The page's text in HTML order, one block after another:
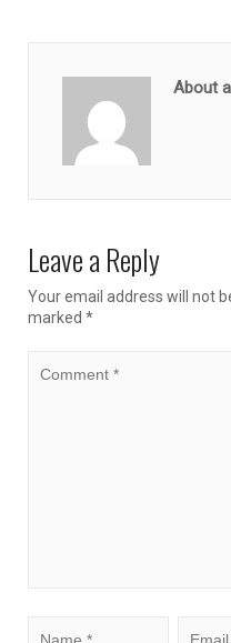
About
Leave a Reply
Your email address will not
marked *